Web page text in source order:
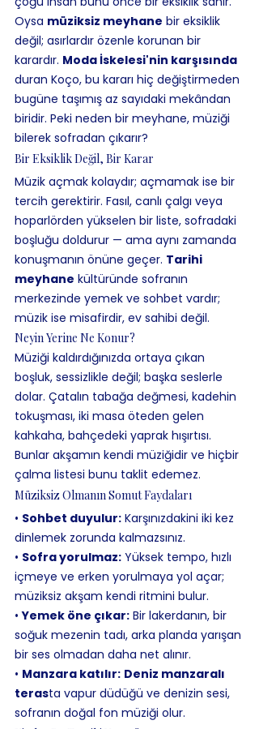
Oysa müziksiz meyhane bir eksiklik
değil; asırlardır özenle korunan bir
karardır. Moda İskelesi'nin karşısında
duran Koço, bu kararı hiç değiştirmeden
bugüne taşımış az sayıdaki mekândan
biridir. Peki neden bir meyhane, müziği
bilerek sofradan çıkarır?
Bir Eksiklik Değil, Bir Karar
Müzik açmak kolaydır; açmamak ise bir
tercih gerektirir. Fasıl, canlı çalgı veya
hoparlörden yükselen bir liste, sofradaki
boşluğu doldurur — ama aynı zamanda
konuşmanın önüne geçer. Tarihi
meyhane kültüründe sofranın
merkezinde yemek ve sohbet vardır;
müzik ise misafirdir, ev sahibi değil.
Neyin Yerine Ne Konur?
Müziği kaldırdığınızda ortaya çıkan
boşluk, sessizlikle değil; başka seslerle
dolar. Çatalın tabağa değmesi, kadehin
tokuşması, iki masa öteden gelen
kahkaha, bahçedeki yaprak hışırtısı.
Bunlar akşamın kendi müziğidir ve hiçbir
çalma listesi bunu taklit edemez.
Müziksiz Olmanın Somut Faydaları
• Sohbet duyulur: Karşınızdakini iki kez
dinlemek zorunda kalmazsınız.
• Sofra yorulmaz: Yüksek tempo, hızlı
içmeye ve erken yorulmaya yol açar;
müziksiz akşam kendi ritmini bulur.
• Yemek öne çıkar: Bir lakerdanın, bir
soğuk mezenin tadı, arka planda yarışan
bir ses olmadan daha net alınır.
• Manzara katılır: Deniz manzaralı
terasta vapur düdüğü ve denizin sesi,
sofranın doğal fon müziği olur.